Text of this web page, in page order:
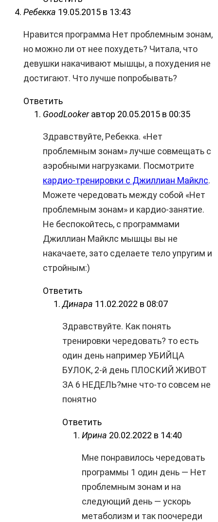
Ребекка 19.05.2015 в 13:43
Нравится программа Нет проблемным зонам,
но можно ли от нее похудеть? Читала, что
девушки накачивают мышцы, а похудения не
достигают. Что лучше попробывать?
Ответить
GoodLooker автор 20.05.2015 в 00:35
Здравствуйте, Ребекка. «Нет
проблемным зонам» лучше совмещать с
аэробными нагрузками. Посмотрите
кардио-тренировки с Джиллиан Майклс.
Можете чередовать между собой «Нет
проблемным зонам» и кардио-занятие.
Не беспокойтесь, с программами
Джиллиан Майклс мышцы вы не
накачаете, зато сделаете тело упругим и
стройным:)
Ответить
Динара 11.02.2022 в 08:07
Здравствуйте. Как понять
тренировки чередовать? то есть
один день например УБИЙЦА
БУЛОК, 2-й день ПЛОСКИЙ ЖИВОТ
ЗА 6 НЕДЕЛЬ?мне что-то совсем не
понятно
Ответить
Ирина 20.02.2022 в 14:40
Мне понравилось чередовать
программы 1 один день — Нет
проблемным зонам и на
следующий день — ускорь
метаболизм и так поочереди